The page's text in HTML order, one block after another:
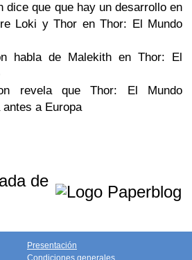
dice que que hay un desarrollo en
Loki y Thor en Thor: El Mundo
habla de Malekith en Thor: El
revela que Thor: El Mundo
a Europa
de
Presentación
Condiciones generales